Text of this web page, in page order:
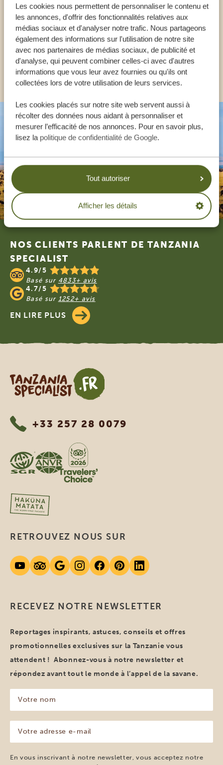
Les cookies nous permettent de personnaliser le contenu et
les annonces, d'offrir des fonctionnalités relatives aux
médias sociaux et d'analyser notre trafic. Nous partageons
également des informations sur l'utilisation de notre site
avec nos partenaires de médias sociaux, de publicité et
d'analyse, qui peuvent combiner celles-ci avec d'autres
informations que vous leur avez fournies ou qu'ils ont
collectées lors de votre utilisation de leurs services.
Les cookies placés sur notre site web servent aussi à
récolter des données nous aidant à personnaliser et
mesurer l’efficacité de nos annonces. Pour en savoir plus,
lisez la politique de confidentialité de Google.
Tout autoriser
Afficher les détails
AIDER
FR:+33 257 28 0079
AUTRES PAYS
Footer
NOS CLIENTS PARLENT DE TANZANIA
SPECIALIST
4.9/5
Basé sur 4833+ avis
4.7/5
Basé sur 1252+ avis
EN LIRE PLUS
Tanzania Specialist
+33 257 28 0079
RECEVEZ NOTRE NEWSLETTER
Reportages inspirants, astuces, conseils et offres
promotionnelles exclusives sur la Tanzanie vous
attendent ! Abonnez-vous à notre newsletter et
répondez avant tout le monde à l’appel de la savane.
nom
(Nécessaire)
adresse
e-
mail
En vous inscrivant à notre newsletter, vous acceptez notre
RETROUVEZ NOUS SUR